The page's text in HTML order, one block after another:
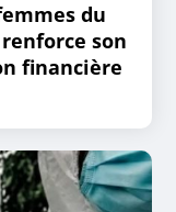
du
son
financière